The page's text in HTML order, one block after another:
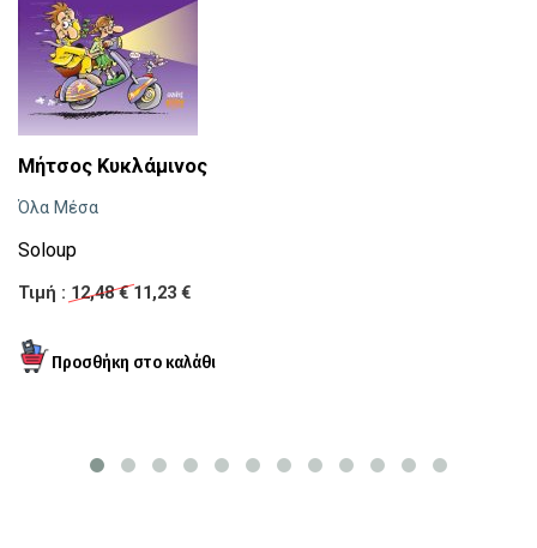
Μήτσος Κυκλάμινος
Όλα Μέσα
Soloup
Τιμή : 12,48 €11,23 €